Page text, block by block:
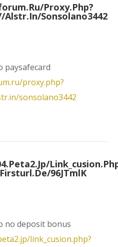
proxy.php?
sonsolano3442
paysafecard
proxy.php?
sonsolano3442
96JTmlK
no deposit bonus
link_cusion.php?